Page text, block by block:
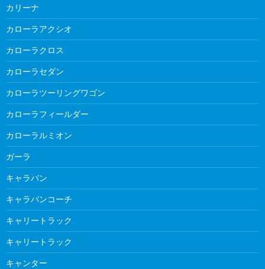
カリーナ
カローラアクシオ
カローラクロス
カローラセダン
カローラツーリングワゴン
カローラフィールダー
カローラルミオン
ガーラ
キャラバン
キャラバンコーチ
キャリートラック
キャリートラック
キャンター